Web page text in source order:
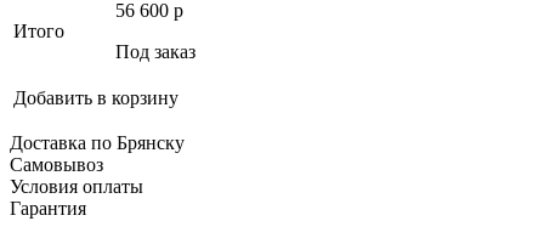
Итого
56 600 p
Под заказ
Добавить в корзину
Доставка по Брянску
Самовывоз
Условия оплаты
Гарантия